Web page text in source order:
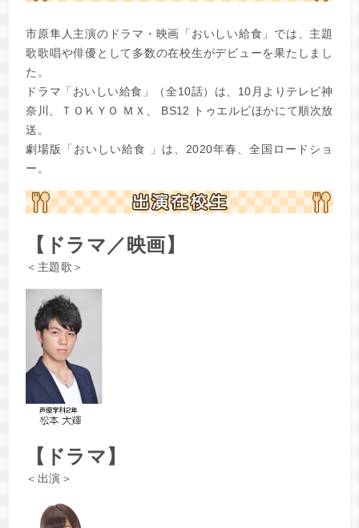
市原隼人主演のドラマ・映画「おいしい給食」では、主題
歌歌唱や俳優として多数の在校生がデビューを果たしまし
た。
ドラマ「おいしい給食」（全10話）は、10月よりテレビ神
奈川、ＴＯＫＹＯ ＭＸ、 BS12 トゥエルビほかにて順次放
送。
劇場版「おいしい給食 」は、2020年春、全国ロードショ
ー。
【ドラマ／映画】
＜主題歌＞
【ドラマ】
＜出演＞